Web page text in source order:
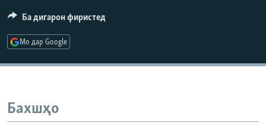
Ба дигарон фиристед
Мо дар Google
Бахшҳо